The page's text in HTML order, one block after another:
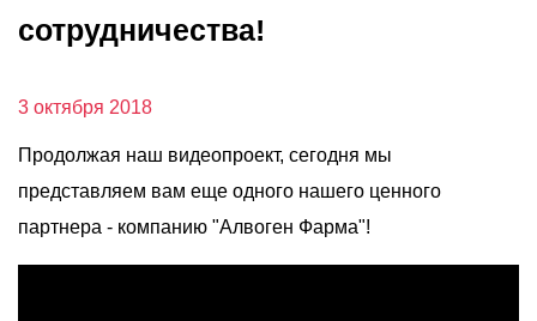
О компании
Акции
Реализованные проекты
Расчет
сотрудничества!
3 октября 2018
Продолжая наш видеопроект, сегодня мы
представляем вам еще одного нашего ценного
партнера - компанию "Алвоген Фарма"!